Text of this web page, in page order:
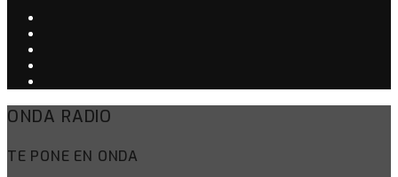
ONDA RADIO
TE PONE EN ONDA